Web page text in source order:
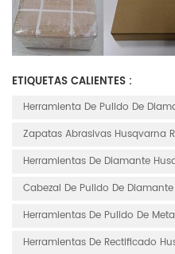
ETIQUETAS CALIENTES :
Herramienta De Pulido De
Zapatas Abrasivas Husqvarna
Herramientas De Diamante
Cabezal De Pulido De
Herramientas De Pulido De
Herramientas De Rectificado